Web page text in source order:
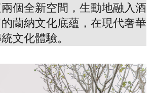
個全新空間，生動地融入酒
蘭納文化底蘊，在現代奢華
文化體驗。